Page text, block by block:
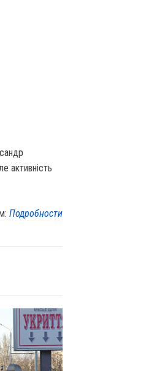
активність
Подробности